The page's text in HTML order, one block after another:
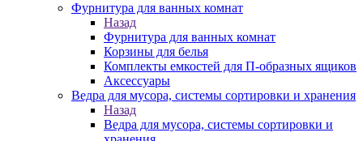
Фурнитура для ванных комнат
Назад
Фурнитура для ванных комнат
Корзины для белья
Комплекты емкостей для П-образных ящиков
Аксессуары
Ведра для мусора, системы сортировки и хранения
Назад
Ведра для мусора, системы сортировки и